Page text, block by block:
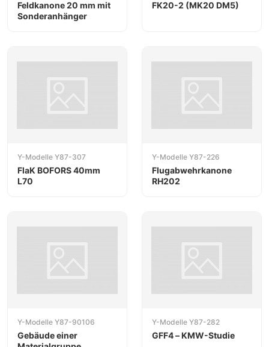
Feldkanone 20 mm mit
Sonderanhänger
FK20-2 (MK20 DM5)
Y-Modelle Y87-307
FlaK BOFORS 40mm
L70
Y-Modelle Y87-226
Flugabwehrkanone
RH202
Y-Modelle Y87-90106
Gebäude einer
Y-Modelle Y87-282
GFF4 – KMW-Studie